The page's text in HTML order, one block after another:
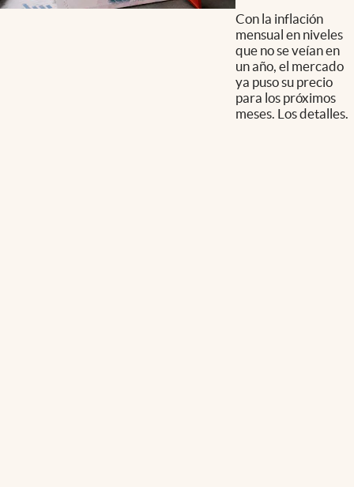
Con la inflación
mensual en niveles
que no se veían en
un año, el mercado
ya puso su precio
para los próximos
meses. Los detalles.